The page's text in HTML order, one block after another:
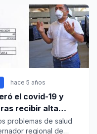
hace 5 años
el covid-19 y
recibir alta
problemas de salud
regional de